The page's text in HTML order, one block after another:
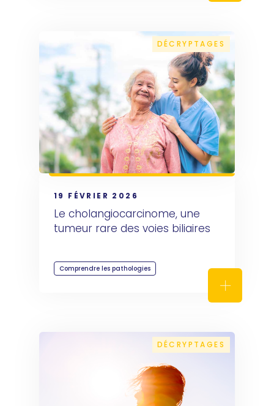
DÉCRYPTAGES
19 FÉVRIER 2026
Le cholangiocarcinome, une
tumeur rare des voies biliaires
Comprendre les pathologies
Le
DÉCRYPTAGES